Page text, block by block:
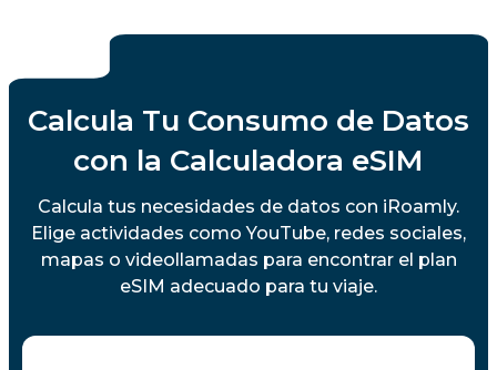
Calcula Tu Consumo de Datos
con la Calculadora eSIM
Calcula tus necesidades de datos con iRoamly.
Elige actividades como YouTube, redes sociales,
mapas o videollamadas para encontrar el plan
eSIM adecuado para tu viaje.